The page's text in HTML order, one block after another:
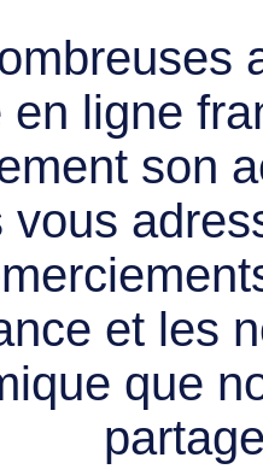
en ligne
son
vous
et les
que